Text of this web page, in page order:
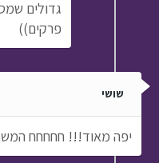
פרקים))
שושי
יפה מאוד!!! חחחחח